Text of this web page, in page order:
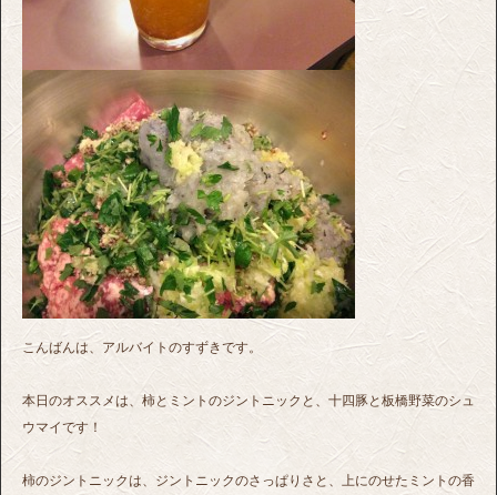
こんばんは、アルバイトのすずきです。
本日のオススメは、柿とミントのジントニックと、十四豚と板橋野菜のシュ
ウマイです！
柿のジントニックは、ジントニックのさっぱりさと、上にのせたミントの香